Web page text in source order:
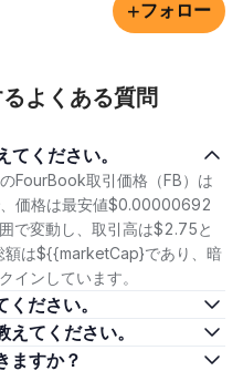
+フォロー
よくある質問
てください。
FourBook取引価格（FB）は
価格は最安値$0.00000692
で変動し、取引高は$2.75と
額は${{marketCap}であり、暗
インしています。
ください。
えてください。
ますか？